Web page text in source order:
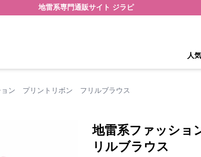
地雷系専門通販サイト ジラピ
人
ョン プリントリボン フリルブラウス
地雷系ファッシ
リルブラウス